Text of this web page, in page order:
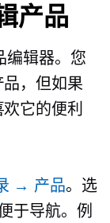
产品
编辑器。您
，但如果
它的便利
→ 产品。选
于导航。例